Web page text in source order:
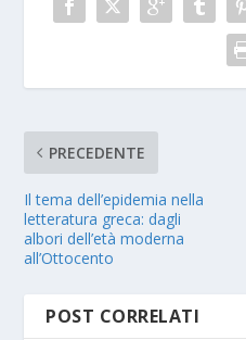
PRECEDENTE
Il tema dell’epidemia nella
letteratura greca: dagli
albori dell’età moderna
all’Ottocento
POST CORRELATI